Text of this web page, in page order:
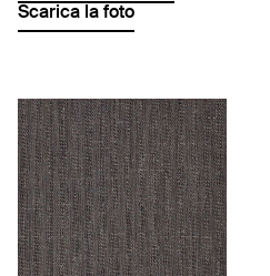
Scarica la foto